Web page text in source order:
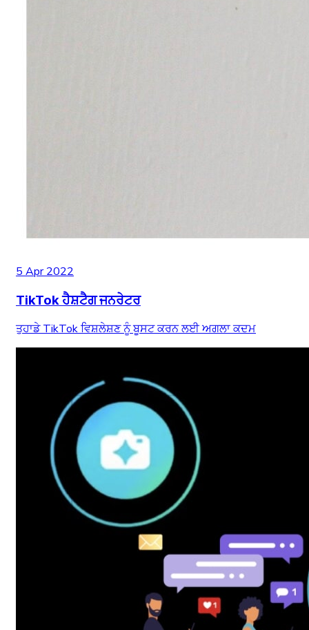
5 Apr 2022
TikTok ਹੈਸ਼ਟੈਗ ਜਨਰੇਟਰ
ਤੁਹਾਡੇ TikTok ਵਿਸ਼ਲੇਸ਼ਣ ਨੂੰ ਬੂਸਟ ਕਰਨ ਲਈ ਅਗਲਾ ਕਦਮ